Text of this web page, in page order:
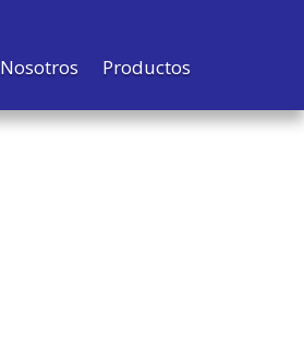
Nosotros Productos